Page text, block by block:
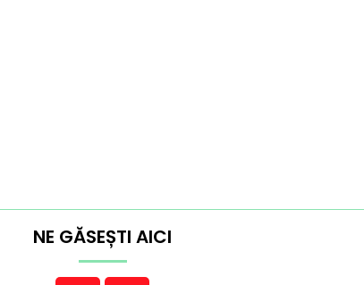
NE GĂSEȘTI AICI